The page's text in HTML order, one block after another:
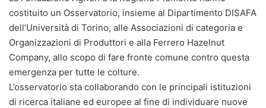
costituito un Osservatorio, insieme al Dipartimento DISAFA
dell’Università di Torino, alle Associazioni di categoria e
Organizzazioni di Produttori e alla Ferrero Hazelnut
Company, allo scopo di fare fronte comune contro questa
emergenza per tutte le colture.
L’osservatorio sta collaborando con le principali istituzioni
di ricerca italiane ed europee al fine di individuare nuove